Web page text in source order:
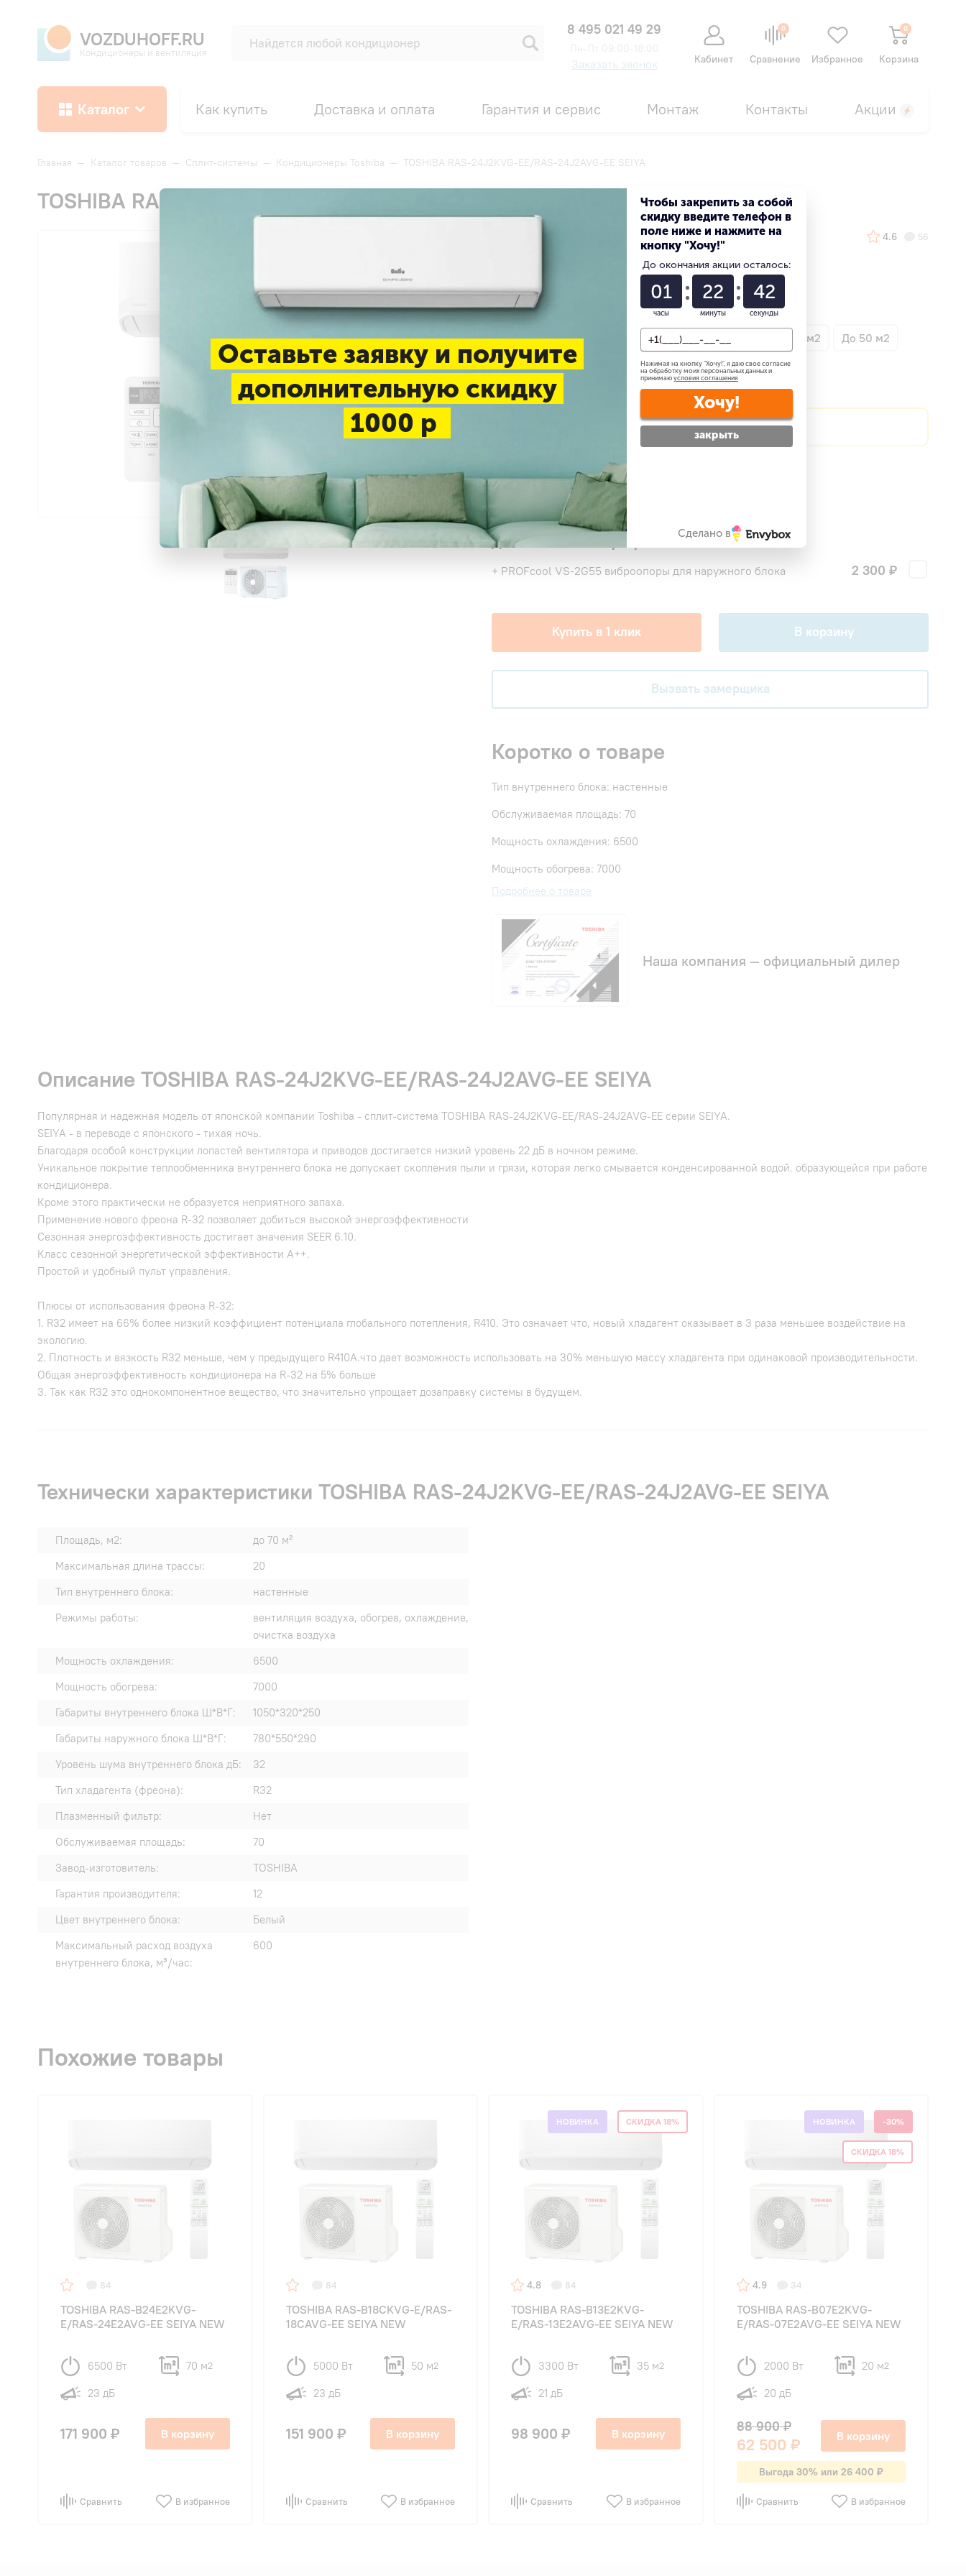
VOZDUHOFF.RU
Кондиционеры и вентиляция
8 495 021 49 29
Заказать звонок Кабинет
0
Сравнение Избранное
0
Корзина
Каталог Как купить Доставка и оплата Гарантия и сервис Монтаж Контакты Акции
Главная — Каталог товаров — Сплит-системы — Кондиционеры Toshiba — TOSHIBA RAS-24J2KVG-EE/RAS-24J2AVG-EE SEIYA
TOSHIBA RAS-24J2KVG-EE/RAS-24J2AVG-EE SEIYA
4.6 56
В наличии на складе
До 25 м2 До 25 м2 До 35 м2 До 35 м2 До 45 м2 До 50 м2
До 70 м2
Нашли дешевле? Сделаем скидку!
Доставка 1-3 дня — бесплатно
Самовывоз в будние дни —
Дополнительные услуги
+ PROFcool VS-2G55 виброопоры для наружного блока 2 300 ₽
Купить в 1 клик В корзину
Вызвать замерщика
Коротко о товаре
Тип внутреннего блока: настенные
Обслуживаемая площадь: 70
Мощность охлаждения: 6500
Мощность обогрева: 7000
Подробнее о товаре
Наша компания — официальный дилер
Описание TOSHIBA RAS-24J2KVG-EE/RAS-24J2AVG-EE SEIYA
Популярная и надежная модель от японской компании Toshiba - cплит-система TOSHIBA RAS-24J2KVG-EE/RAS-24J2AVG-EE серии SEIYA.
SEIYA - в переводе с японского - тихая ночь.
Благодаря особой конструкции лопастей вентилятора и приводов достигается низкий уровень 22 дБ в ночном режиме.
Уникальное покрытие теплообменника внутреннего блока не допускает скопления пыли и грязи, которая легко смывается конденсированной водой. образующейся при работе
кондиционера.
Кроме этого практически не образуется неприятного запаха.
Применение нового фреона R-32 позволяет добиться высокой энергоэффективности
Сезонная энергоэффективность достигает значения SEER 6.10.
Класс сезонной энергетической эффективности A++.
Простой и удобный пульт управления.
Плюсы от использования фреона R-32:
1. R32 имеет на 66% более низкий коэффициент потенциала глобального потепления, R410. Это означает что, новый хладагент оказывает в 3 раза меньшее воздействие на
экологию.
2. Плотность и вязкость R32 меньше, чем у предыдущего R410A.что дает возможность использовать на 30% меньшую массу хладагента при одинаковой производительности.
Общая энергоэффективность кондиционера на R-32 на 5% больше
3. Так как R32 это однокомпонентное вещество, что значительно упрощает дозаправку системы в будущем.
Технически характеристики TOSHIBA RAS-24J2KVG-EE/RAS-24J2AVG-EE SEIYA
Площадь, м2:
до 70 м²
Максимальная длина трассы:
20
Тип внутреннего блока:
настенные
Режимы работы:
вентиляция воздуха, обогрев, охлаждение,
очистка воздуха
Мощность охлаждения:
6500
Мощность обогрева:
7000
Габариты внутреннего блока Ш*В*Г:
1050*320*250
Габариты наружного блока Ш*В*Г:
780*550*290
Уровень шума внутреннего блока дБ:
32
Тип хладагента (фреона):
R32
Плазменный фильтр:
Нет
Обслуживаемая площадь:
70
Завод-изготовитель:
TOSHIBA
Гарантия производителя:
12
Цвет внутреннего блока:
Белый
Максимальный расход воздуха
внутреннего блока, м³/час:
600
Похожие товары
84
TOSHIBA RAS-B24E2KVG-
E/RAS-24E2AVG-EE SEIYA NEW
6500 Вт 70 м2
23 дБ
171 900 ₽ В корзину
Сравнить В избранное
84
TOSHIBA RAS-B18CKVG-E/RAS-
18CAVG-EE SEIYA NEW
5000 Вт 50 м2
23 дБ
151 900 ₽ В корзину
Сравнить В избранное
НОВИНКА СКИДКА 18%
4.8 84
TOSHIBA RAS-B13E2KVG-
E/RAS-13E2AVG-EE SEIYA NEW
3300 Вт 35 м2
21 дБ
98 900 ₽ В корзину
Сравнить В избранное
НОВИНКА -30%
СКИДКА 18%
4.9 34
TOSHIBA RAS-B07E2KVG-
E/RAS-07E2AVG-EE SEIYA NEW
2000 Вт 20 м2
20 дБ
88 900 ₽
62 500 ₽ В корзину
Выгода 30% или 26 400 ₽
Сравнить В избранное
Оставьте заявку и получите
дополнительную скидку
1000 р
Чтобы закрепить за собой
скидку введите телефон в
поле ниже и нажмите на
кнопку "Хочу!"
До окончания акции осталось:
01
часы
22
минуты
41
секунды
Нажимая на кнопку "Хочу!", я даю свое согласие
на обработку моих персональных данных и
принимаю условия соглашения
Хочу!
закрыть
Сделано в